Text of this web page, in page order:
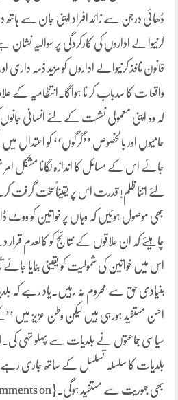
ڈھائی درجن سے زائد افراد اپنی جان سے ہاتھ
کرنیوالے اداروں کی کارکردگی پر سوالیہ
قانون نافذ کرنیوالے اداروں کو مزید ذمہ
واقعا ت کا سدباب کر نا ہواگا۔انتظامیہ کے
کہ وہ اپنی معمولی نشست کے لئے انسانی جانوں
حامیوں اور بالخصوص ’’گرگوں‘‘ کو اعتدال میں
جائے اس کے مسائل کا اندازہ لگانا مشکل
لئے اتنا ظلم! قدرت اس پر یقیناًسخت گرفت
بھی موصول ہوئیں کہ وہاں پر خواتین کو ووٹ
چاہیئے کہ ان علاقوں کے نتائج کو کالعدم قرار
اس میں خواتین کی شمولیت کو یقینی بنایا
بنیادی حق سے محروم نہ رہیں۔یاد رہے کہ
احسن مستفید ہورہی ہیں لیکن وطن عزیز میں
سیاسی جماعتوں نے بلدیات سے پہلو تہی
بلدیات کا سلسلہ تسلسل کے ساتھ جاری رہے
بھی جہوریت سے مستفید ہوگی۔{jcomments on}